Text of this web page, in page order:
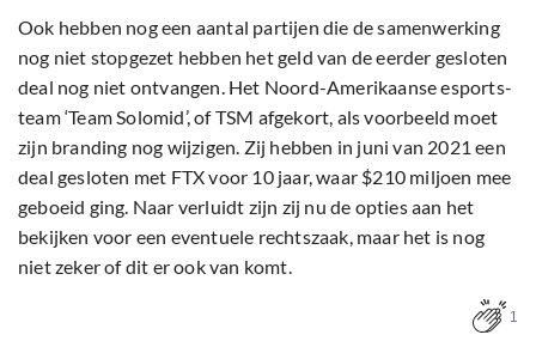
Ook hebben nog een aantal partijen die de samenwerking
nog niet stopgezet hebben het geld van de eerder gesloten
deal nog niet ontvangen. Het Noord-Amerikaanse esports-
team ‘Team Solomid’, of TSM afgekort, als voorbeeld moet
zijn branding nog wijzigen. Zij hebben in juni van 2021 een
deal gesloten met FTX voor 10 jaar, waar $210 miljoen mee
geboeid ging. Naar verluidt zijn zij nu de opties aan het
bekijken voor een eventuele rechtszaak, maar het is nog
niet zeker of dit er ook van komt.
1